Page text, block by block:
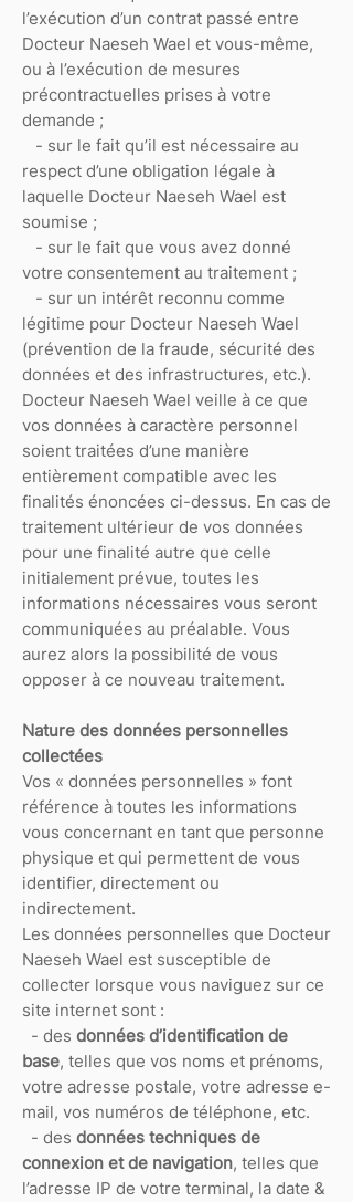
l’exécution d’un contrat passé entre
Docteur Naeseh Wael et vous-même,
ou à l’exécution de mesures
précontractuelles prises à votre
demande ;
- sur le fait qu’il est nécessaire au
respect d’une obligation légale à
laquelle Docteur Naeseh Wael est
soumise ;
- sur le fait que vous avez donné
votre consentement au traitement ;
- sur un intérêt reconnu comme
légitime pour Docteur Naeseh Wael
(prévention de la fraude, sécurité des
données et des infrastructures, etc.).
Docteur Naeseh Wael veille à ce que
vos données à caractère personnel
soient traitées d’une manière
entièrement compatible avec les
finalités énoncées ci-dessus. En cas de
traitement ultérieur de vos données
pour une finalité autre que celle
initialement prévue, toutes les
informations nécessaires vous seront
communiquées au préalable. Vous
aurez alors la possibilité de vous
opposer à ce nouveau traitement.
Nature des données personnelles
collectées
Vos « données personnelles » font
référence à toutes les informations
vous concernant en tant que personne
physique et qui permettent de vous
identifier, directement ou
indirectement.
Les données personnelles que Docteur
Naeseh Wael est susceptible de
collecter lorsque vous naviguez sur ce
site internet sont :
- des données d’identification de
base, telles que vos noms et prénoms,
votre adresse postale, votre adresse e-
mail, vos numéros de téléphone, etc.
- des données techniques de
connexion et de navigation, telles que
l’adresse IP de votre terminal, la date &